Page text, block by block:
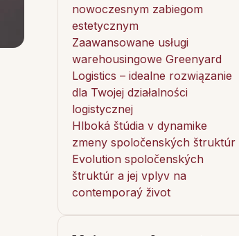
nowoczesnym zabiegom
estetycznym
Zaawansowane usługi
warehousingowe Greenyard
Logistics – idealne rozwiązanie
dla Twojej działalności
logistycznej
Hlboká štúdia v dynamike
zmeny spoločenských štruktúr
Evolution spoločenských
štruktúr a jej vplyv na
contemporaý život